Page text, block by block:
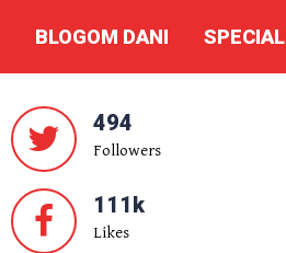
BLOGOM DANI SPECIAL
494
Followers
111k
Likes